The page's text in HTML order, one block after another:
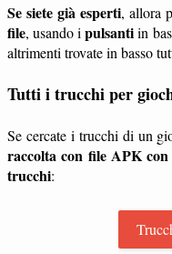
Se siete già esperti, allora
file, usando ipulsantiin
altrimenti trovate in basso
Tutti i trucchi per
Se cercate i trucchi di un
raccolta con file APK
trucchi: